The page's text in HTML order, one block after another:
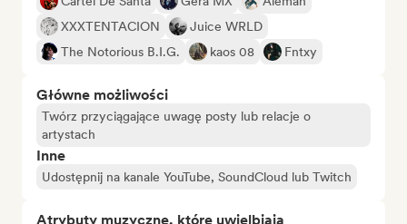
XXXTENTACION
Juice WRLD
The Notorious B.I.G.
kaos 08 Fntxy
Główne możliwości
Twórz przyciągające uwagę posty lub relacje o
artystach
Inne
Udostępnij na kanale YouTube, SoundCloud lub Twitch
Atrybuty muzyczne, które uwielbiają